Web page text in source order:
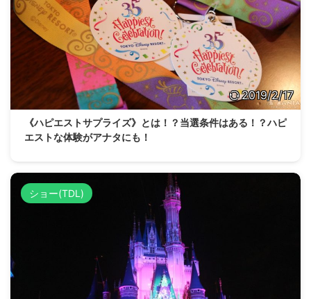
2019/2/17
《ハピエストサプライズ》とは！？当選条件はある！？ハピ
エストな体験がアナタにも！
ショー(TDL)